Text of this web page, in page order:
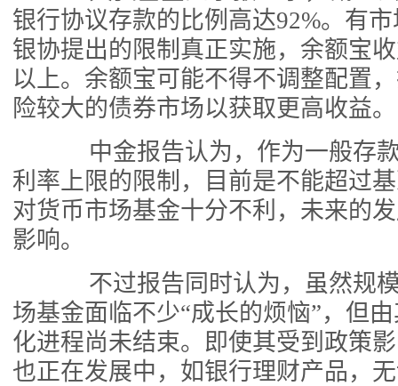
银行协议存款的比例高达92%。有
银协提出的限制真正实施，余额宝
以上。余额宝可能不得不调整配置
险较大的债券市场以获取更高收益。
中金报告认为，作为一般存款
利率上限的限制，目前是不能超过
对货币市场基金十分不利，未来的
影响。
不过报告同时认为，虽然规模
场基金面临不少“成长的烦恼”，但
化进程尚未结束。即使其受到政策
也正在发展中，如银行理财产品，